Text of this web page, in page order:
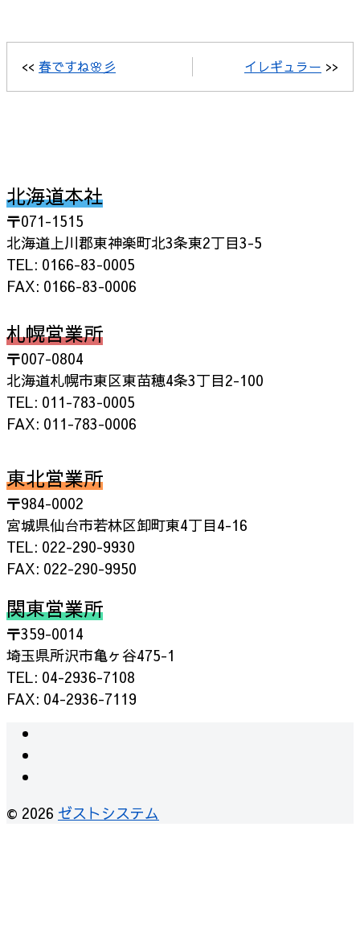
<< 春ですね🌸彡 イレギュラー >>
北海道本社
〒071-1515
北海道上川郡東神楽町北3条東2丁目3-5
TEL: 0166-83-0005
FAX: 0166-83-0006
札幌営業所
〒007-0804
北海道札幌市東区東苗穂4条3丁目2-100
TEL: 011-783-0005
FAX: 011-783-0006
東北営業所
〒984-0002
宮城県仙台市若林区卸町東4丁目4-16
TEL: 022-290-9930
FAX: 022-290-9950
関東営業所
〒359-0014
埼玉県所沢市亀ヶ谷475-1
TEL: 04-2936-7108
FAX: 04-2936-7119
© 2026 ゼストシステム